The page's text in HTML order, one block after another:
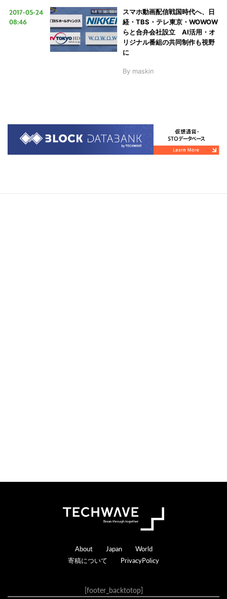
2017-05-24
08:46
スマホ動画配信戦国時代へ、日
経・TBS・テレ東京・WOWOW
らと合弁会社設立 AI活用・オ
リジナル番組の共同制作も視野
に
By maskin
Footer
About Japan
World
寄稿について
PrivacyPolicy
[footer_backtotop]